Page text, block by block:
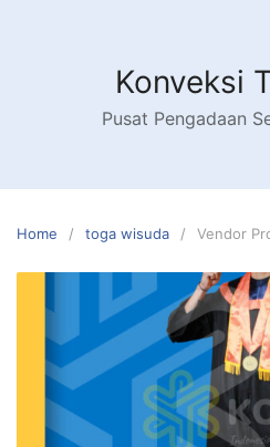
Konveksi
Pusat Pengadaan
Home toga wisuda Vendor